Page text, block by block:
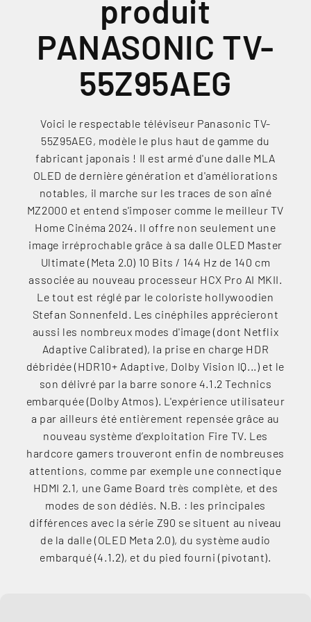
produit
PANASONIC TV-
55Z95AEG
Voici le respectable téléviseur Panasonic TV-
55Z95AEG, modèle le plus haut de gamme du
fabricant japonais ! Il est armé d'une dalle MLA
OLED de dernière génération et d'améliorations
notables, il marche sur les traces de son aîné
MZ2000 et entend s'imposer comme le meilleur TV
Home Cinéma 2024. Il offre non seulement une
image irréprochable grâce à sa dalle OLED Master
Ultimate (Meta 2.0) 10 Bits / 144 Hz de 140 cm
associée au nouveau processeur HCX Pro AI MKII.
Le tout est réglé par le coloriste hollywoodien
Stefan Sonnenfeld. Les cinéphiles apprécieront
aussi les nombreux modes d'image (dont Netflix
Adaptive Calibrated), la prise en charge HDR
débridée (HDR10+ Adaptive, Dolby Vision IQ...) et le
son délivré par la barre sonore 4.1.2 Technics
embarquée (Dolby Atmos). L'expérience utilisateur
a par ailleurs été entièrement repensée grâce au
nouveau système d’exploitation Fire TV. Les
hardcore gamers trouveront enfin de nombreuses
attentions, comme par exemple une connectique
HDMI 2.1, une Game Board très complète, et des
modes de son dédiés. N.B. : les principales
différences avec la série Z90 se situent au niveau
de la dalle (OLED Meta 2.0), du système audio
embarqué (4.1.2), et du pied fourni (pivotant).